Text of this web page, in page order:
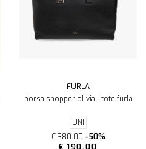
FURLA
borsa shopper olivia l tote furla
UNI
€ 380.00 -50%